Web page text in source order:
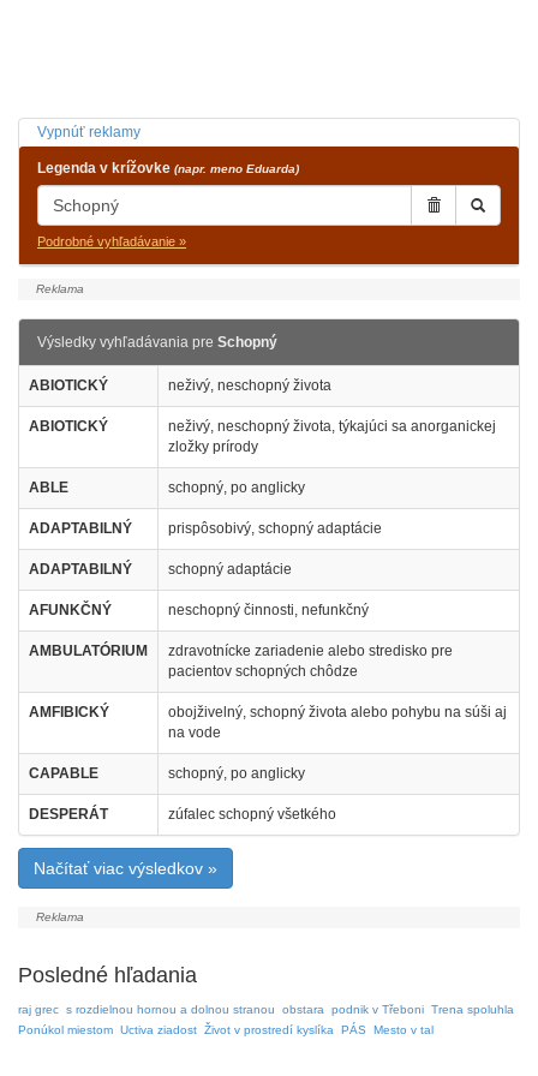
Vypnúť reklamy
Legenda v krížovke (napr. meno Eduarda)
Podrobné vyhľadávanie »
Výsledky vyhľadávania pre Schopný
ABIOTICKÝ neživý, neschopný života
ABIOTICKÝ
neživý, neschopný života, týkajúci sa anorganickej
zložky prírody
ABLE schopný, po anglicky
ADAPTABILNÝ prispôsobivý, schopný adaptácie
ADAPTABILNÝ schopný adaptácie
AFUNKČNÝ neschopný činnosti, nefunkčný
AMBULATÓRIUM
zdravotnícke zariadenie alebo stredisko pre
pacientov schopných chôdze
AMFIBICKÝ
obojživelný, schopný života alebo pohybu na súši aj
na vode
CAPABLE schopný, po anglicky
DESPERÁT zúfalec schopný všetkého
Načítať viac výsledkov »
Posledné hľadania
raj grec s rozdielnou hornou a dolnou stranou obstara podnik v Třeboni Trena spoluhla
Ponúkol miestom Uctiva ziadost Život v prostredí kyslíka PÁS Mesto v tal